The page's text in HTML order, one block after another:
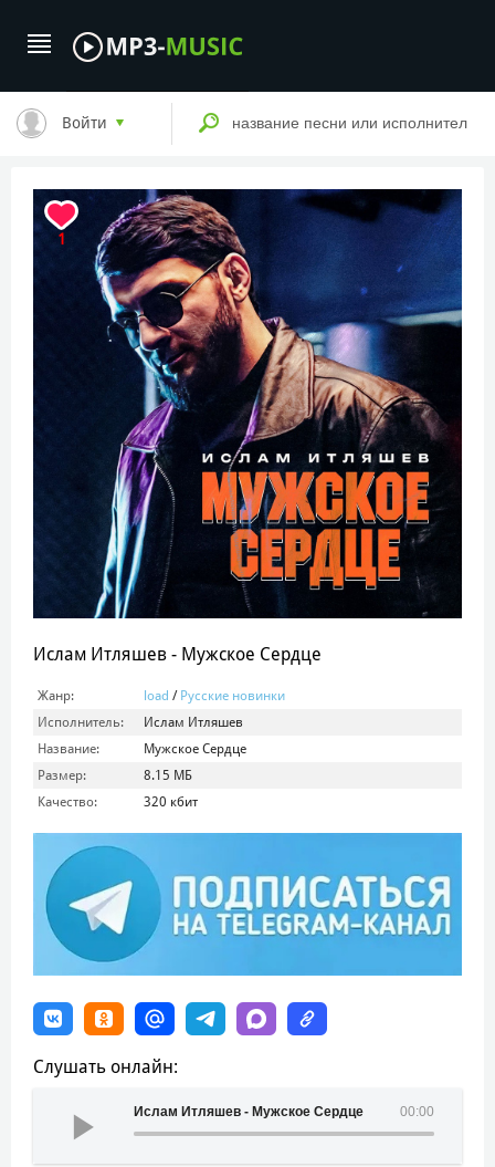
Войти
1
Ислам Итляшев - Мужское Сердце
Жанр: load / Русские новинки
Исполнитель:
Ислам Итляшев
Название:
Мужское Сердце
Размер:
8.15 МБ
Качество:
320 кбит
Слушать онлайн:
00:00
Ислам Итляшев - Мужское Сердце